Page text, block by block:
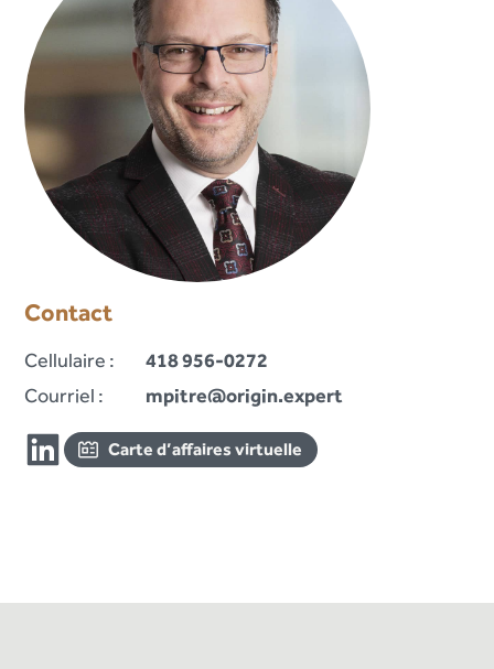
Contact
Cellulaire :
418 956-0272
Courriel :
mpitre@origin.expert
Carte d’affaires virtuelle